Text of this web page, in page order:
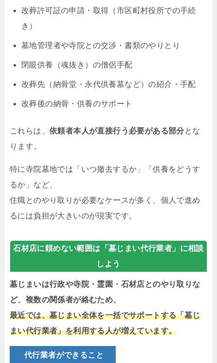
改葬許可証の申請・取得（市区町村役所での手続
き）
墓地管理者や寺院との交渉・書類のやりとり
閉眼供養（魂抜き）の僧侶手配
改葬先（納骨堂・永代供養墓など）の紹介・手配
改葬後の納骨・供養のサポート
これらは、 依頼者本人が直接行う必要がある部分とな
ります。
特に寺院墓地では「いつ撤去するか」「供養をどうす
るか」など、
住職とのやり取りが必要なケースが多く、個人で進め
るには負担が大きいのが現実です。
石材店に頼めない範囲は「墓じまい代行業者」に相談
しよう
墓じまいは行政や寺院・霊園・石材店とのやり取りな
ど、複数の関係者が絡むため、
最近では、墓じまい全体を一括でサポートする「墓じ
まい代行業者」を利用する人が増えています。
代行業者ができること